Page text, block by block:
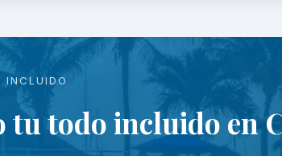
INCLUIDO
todo incluido en